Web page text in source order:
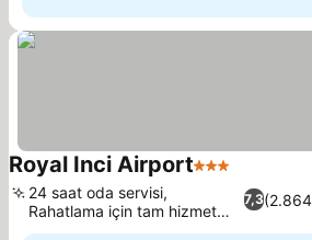
Royal Inci Airport3 Yıldız
7,3
24 saat oda servisi,
Rahatlama için tam hizmet
spa